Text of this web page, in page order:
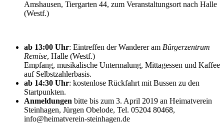
Amshausen, Tiergarten 44, zum Veranstaltungsort nach Halle
(Westf.)
ab 13:00 Uhr: Eintreffen der Wanderer am Bürgerzentrum
Remise, Halle (Westf.)
Empfang, musikalische Untermalung, Mittagessen und Kaffee
auf Selbstzahlerbasis.
ab 14:30 Uhr: kostenlose Rückfahrt mit Bussen zu den
Startpunkten.
Anmeldungen bitte bis zum 3. April 2019 an Heimatverein
Steinhagen, Jürgen Obelode, Tel. 05204 80468,
info@heimatverein-steinhagen.de